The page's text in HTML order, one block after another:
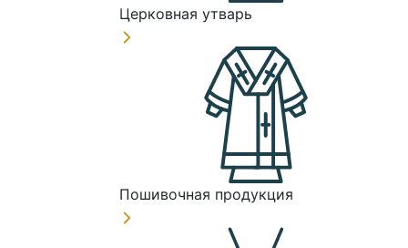
Церковная утварь
Пошивочная продукция